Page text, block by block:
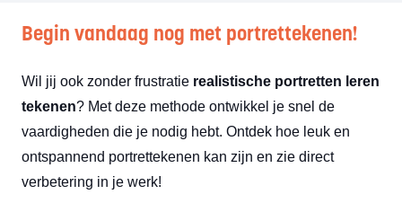
Begin vandaag nog met portrettekenen!
Wil jij ook zonder frustratie realistische portretten leren
tekenen? Met deze methode ontwikkel je snel de
vaardigheden die je nodig hebt. Ontdek hoe leuk en
ontspannend portrettekenen kan zijn en zie direct
verbetering in je werk!